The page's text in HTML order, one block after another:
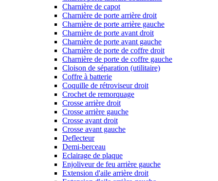
Charnière de capot
Charnière de porte arrière droit
Charnière de porte arrière gauche
Charnière de porte avant droit
Charnière de porte avant gauche
Charnière de porte de coffre droit
Charnière de porte de coffre gauche
Cloison de séparation (utilitaire)
Coffre à batterie
Coquille de rétroviseur droit
Crochet de remorquage
Crosse arrière droit
Crosse arrière gauche
Crosse avant droit
Crosse avant gauche
Deflecteur
Demi-berceau
Eclairage de plaque
Enjoliveur de feu arrière gauche
Extension d'aile arrière droit